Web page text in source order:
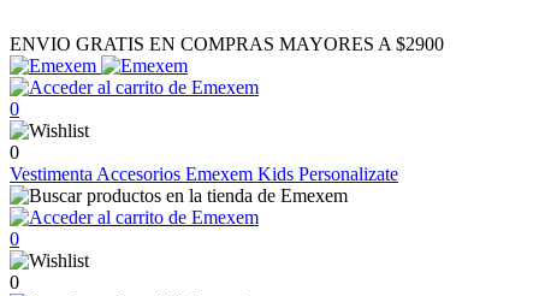
ENVIO GRATIS EN COMPRAS MAYORES A $2900
0
0
Vestimenta Accesorios Emexem Kids Personalizate
0
0